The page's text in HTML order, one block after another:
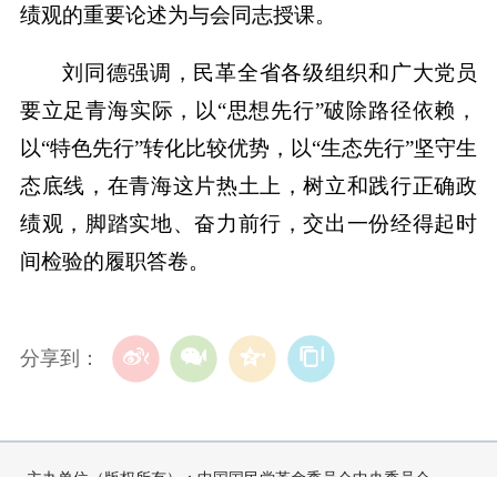
绩观的重要论述为与会同志授课。
刘同德强调，民革全省各级组织和广大党员
要立足青海实际，以“思想先行”破除路径依赖，
以“特色先行”转化比较优势，以“生态先行”坚守生
态底线，在青海这片热土上，树立和践行正确政
绩观，脚踏实地、奋力前行，交出一份经得起时
间检验的履职答卷。
分享到：